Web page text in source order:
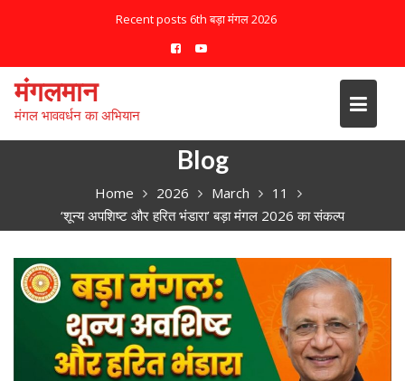
c
e
Recent posts 6th बड़ा मंगल 2026
मंगलमान
मंगल भाववर्धन का अभियान
Blog
Home 2026 March
11
‘शून्य अपशिष्ट और हरित भंडारा’ बड़ा मंगल 2026 का संकल्प